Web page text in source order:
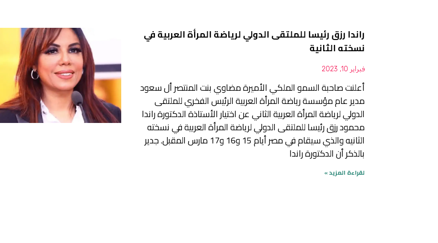
راندا رزق رئيسا للملتقى الدولي لرياضة المرأة العربية في
نسخته الثانية
فبراير 10, 2023
أعلنت صاحبة السمو الملكي الأميرة مضاوي بنت المنتصر أل سعود
مدير عام مؤسسة رياضة المرأة العربية الرئيس الفخري للملتقى
الدولي لرياضة المرأة العربية الثاني عن اختيار الأستاذة الدكتورة راندا
محمود رزق رئيسا للملتقى الدولي لرياضة المرأة العربية في نسخته
الثانيه والذي سيقام في مصر أيام 15 و16 و17 مارس المقبل. جدير
بالذكر أن الدكتورة راندا
لقراءة المزيد »